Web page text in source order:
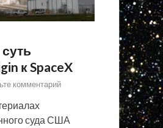
к SpaceX
комментарий
суда США